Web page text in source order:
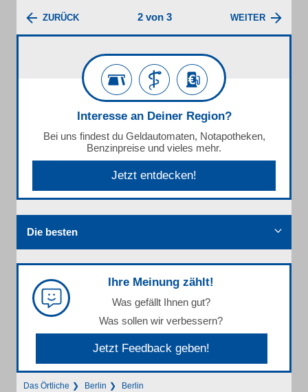
ZURÜCK 2 von 3 WEITER
Interesse an Deiner Region?
Bei uns findest du Geldautomaten, Notapotheken,
Benzinpreise und vieles mehr.
Jetzt entdecken!
Die besten
Ihre Meinung zählt!
Was gefällt Ihnen gut?
Was sollen wir verbessern?
Jetzt Feedback geben!
Das Örtliche Berlin Berlin